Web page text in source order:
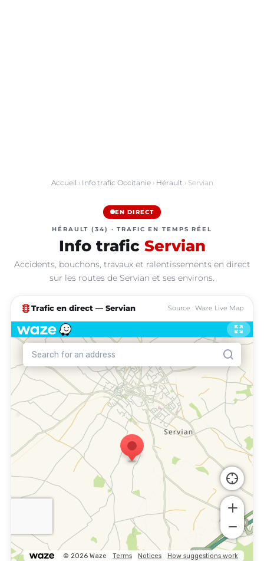
Accueil › Info trafic Occitanie› Hérault › Servian
EN DIRECT
HÉRAULT (34) · TRAFIC EN TEMPS RÉEL
Info trafic Servian
Accidents, bouchons, travaux et ralentissements en direct
sur les routes de Servian et ses environs.
traffic Trafic en direct — Servian Source : Waze Live Map